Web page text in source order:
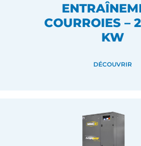
COURROIES –
KW
DÉCOUVRIR